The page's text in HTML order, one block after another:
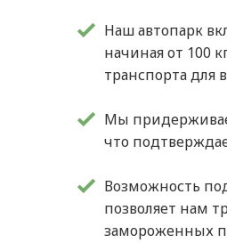
Наш автопарк
начиная от 100
транспорта для
Мы
что
Возможность
позволяет нам
замороженных